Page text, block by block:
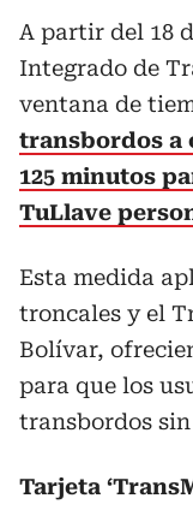
A partir del 18
Integrado de
ventana de
transbordos a
125 minutos
TuLlave
Esta medida
troncales y el
Bolívar,
para que los
transbordos sin
Tarjeta